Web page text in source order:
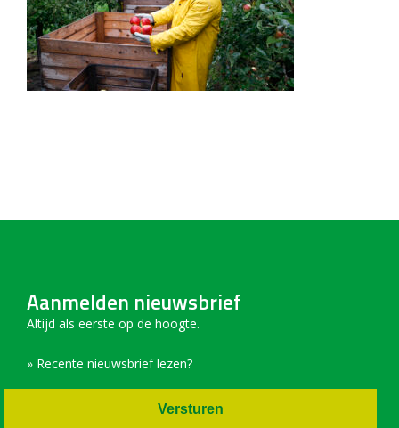
Aanmelden nieuwsbrief
Altijd als eerste op de hoogte.
» Recente nieuwsbrief lezen?
Versturen